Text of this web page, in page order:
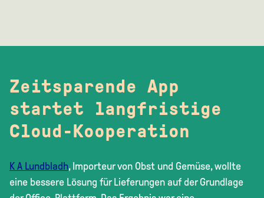
Zeitsparende App
startet langfristige
Cloud-Kooperation
K A Lundbladh, Importeur von Obst und Gemüse, wollte
eine bessere Lösung für Lieferungen auf der Grundlage